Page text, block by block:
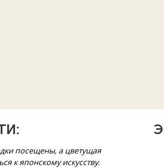
посещены, а цветущая
к японскому искусству.